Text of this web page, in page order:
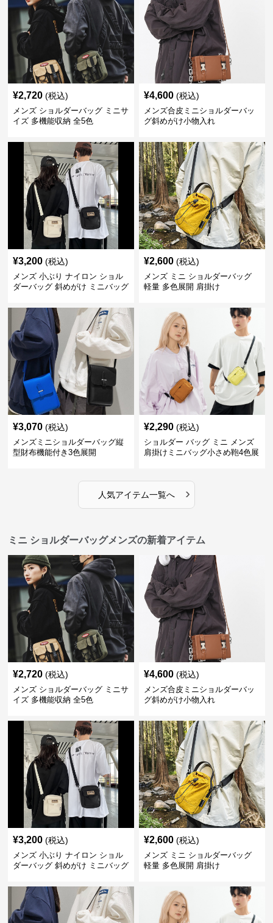
¥2,720 (税込)
メンズ ショルダーバッグ ミニサ
イズ 多機能収納 全5色
¥4,600 (税込)
メンズ合皮ミニショルダーバッ
グ斜めがけ小物入れ
¥3,200 (税込)
メンズ 小ぶり ナイロン ショル
ダーバッグ 斜めがけ ミニバッグ
¥2,600 (税込)
メンズ ミニ ショルダーバッグ
軽量 多色展開 肩掛け
¥3,070 (税込)
メンズミニショルダーバッグ縦
型財布機能付き3色展開
¥2,290 (税込)
ショルダー バッグ ミニ メンズ
肩掛けミニバッグ小さめ鞄4色展
人気アイテム一覧へ ›
ミニ ショルダーバッグメンズの新着アイテム
¥2,720 (税込)
メンズ ショルダーバッグ ミニサ
イズ 多機能収納 全5色
¥4,600 (税込)
メンズ合皮ミニショルダーバッ
グ斜めがけ小物入れ
¥3,200 (税込)
メンズ 小ぶり ナイロン ショル
ダーバッグ 斜めがけ ミニバッグ
¥2,600 (税込)
メンズ ミニ ショルダーバッグ
軽量 多色展開 肩掛け